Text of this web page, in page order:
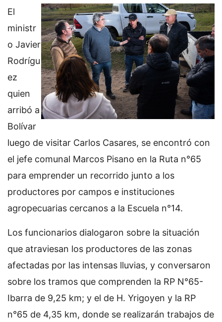
El
ministr
o Javier
Rodrígu
ez
quien
arribó a
Bolívar
luego de visitar Carlos Casares, se encontró con
el jefe comunal Marcos Pisano en la Ruta n°65
para emprender un recorrido junto a los
productores por campos e instituciones
agropecuarias cercanos a la Escuela n°14.
Los funcionarios dialogaron sobre la situación
que atraviesan los productores de las zonas
afectadas por las intensas lluvias, y conversaron
sobre los tramos que comprenden la RP N°65-
Ibarra de 9,25 km; y el de H. Yrigoyen y la RP
n°65 de 4,35 km, donde se realizarán trabajos de